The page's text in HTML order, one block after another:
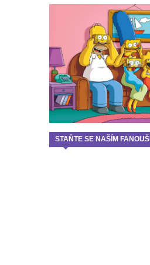
STAŇTE SE NAŠÍM